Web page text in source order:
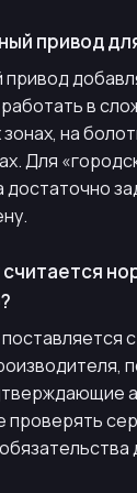
привод
в
на
Для
достаточно
считается
проверять